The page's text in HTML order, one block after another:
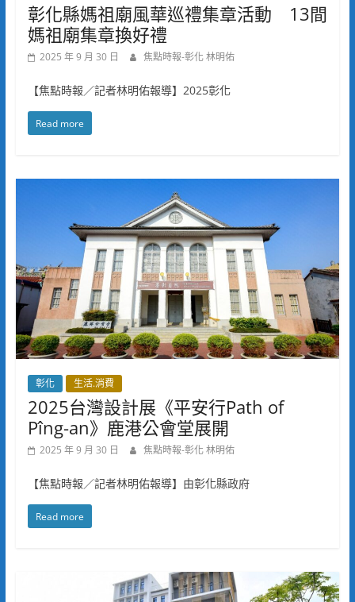
彰化縣媽祖廟風華巡禮集章活動 13間
媽祖廟集章換好禮
2025 年 9 月 30 日 焦點時報-彰化 林明佑
【焦點時報／記者林明佑報導】2025彰化
Read more
彰化 生活.消費
2025台灣設計展《平安行Path of
Pîng-an》鹿港公會堂展開
2025 年 9 月 30 日 焦點時報-彰化 林明佑
【焦點時報／記者林明佑報導】由彰化縣政府
Read more